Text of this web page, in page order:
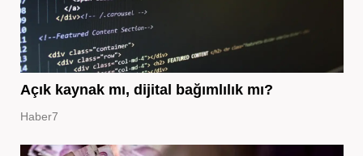
Açık kaynak mı, dijital bağımlılık mı?
Haber7